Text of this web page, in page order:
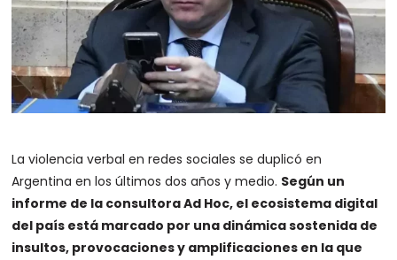
La violencia verbal en redes sociales se duplicó en
Argentina en los últimos dos años y medio. Según un
informe de la consultora Ad Hoc, el ecosistema digital
del país está marcado por una dinámica sostenida de
insultos, provocaciones y amplificaciones en la que